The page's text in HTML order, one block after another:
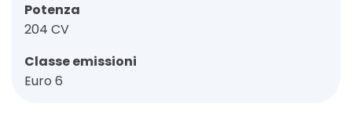
Potenza
204 CV
Classe emissioni
Euro 6